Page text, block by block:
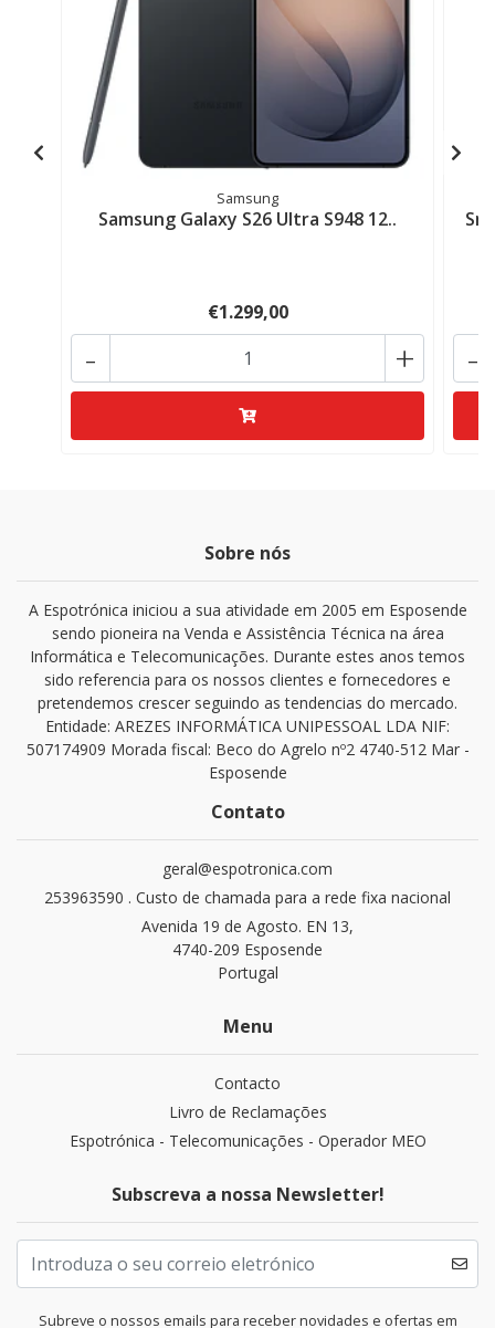
Samsung
Samsung Galaxy S26 Ultra S948 12..
€1.299,00
+
- -
Sobre nós
A Espotrónica iniciou a sua atividade em 2005 em Esposende
sendo pioneira na Venda e Assistência Técnica na área
Informática e Telecomunicações. Durante estes anos temos
sido referencia para os nossos clientes e fornecedores e
pretendemos crescer seguindo as tendencias do mercado.
Entidade: AREZES INFORMÁTICA UNIPESSOAL LDA NIF:
507174909 Morada fiscal: Beco do Agrelo nº2 4740-512 Mar -
Esposende
Contato
geral@espotronica.com
253963590 . Custo de chamada para a rede fixa nacional
Avenida 19 de Agosto. EN 13,
4740-209 Esposende
Portugal
Menu
Contacto
Livro de Reclamações
Espotrónica - Telecomunicações - Operador MEO
Subscreva a nossa Newsletter!
Subreve o nossos emails para receber novidades e ofertas em